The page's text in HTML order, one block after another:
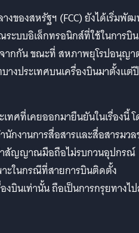
งของสหรัฐฯ (FCC) ยังได้เริ่มพั
ะบบอิเล็กทรอนิกส์ที่ใช้ในการบิน
กกัน ขณะที่ สหภาพยุโรปอนุญ
งประเทศบนเครื่องบินมาตั้งแต่ปี
ทศที่เคยออกมายืนยันในเรื่องนี้
นักงานการสื่อสารและสื่อสารมว
าสัญญาณมือถือไม่รบกวนอุปกรณ์
ะในกรณีที่สายการบินติดตั้ง
บินเท่านั้น ถือเป็นการกรุยทางไ